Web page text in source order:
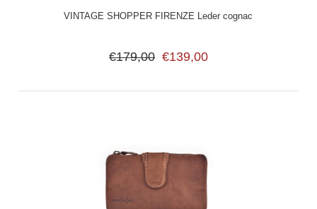
VINTAGE SHOPPER FIRENZE Leder cognac
€179,00 €139,00